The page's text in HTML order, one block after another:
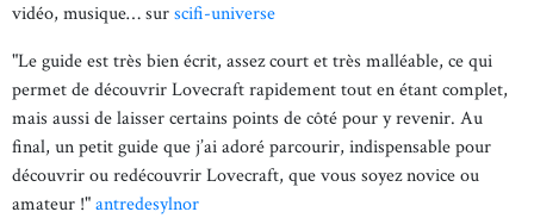
vidéo, musique… surscifi-universe
"Le guide est très bien écrit, assez court et très malléable, ce qui
permet de découvrir Lovecraft rapidement tout en étant complet,
mais aussi de laisser certains points de côté pour y revenir. Au
final, un petit guide que j’ai adoré parcourir, indispensable pour
découvrir ou redécouvrir Lovecraft, que vous soyez novice ou
amateur !"antredesylnor